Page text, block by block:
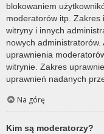
blokowaniem
moderatorów itp. Zakres
witryny i innych
nowych administratorów.
uprawnienia
witrynie. Zakres
uprawnień nadanych
Na górę
Kim są moderatorzy?